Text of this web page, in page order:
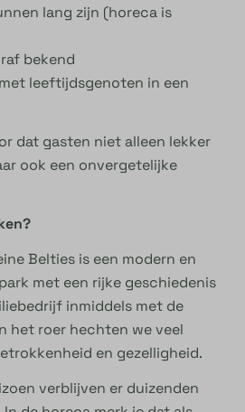
lang zijn (horeca is
bekend
leeftijdsgenoten in een
dat gasten niet alleen lekker
ook een onvergetelijke
Belties is een modern en
met een rijke geschiedenis
inmiddels met de
het roer hechten we veel
en gezelligheid.
verblijven er duizenden